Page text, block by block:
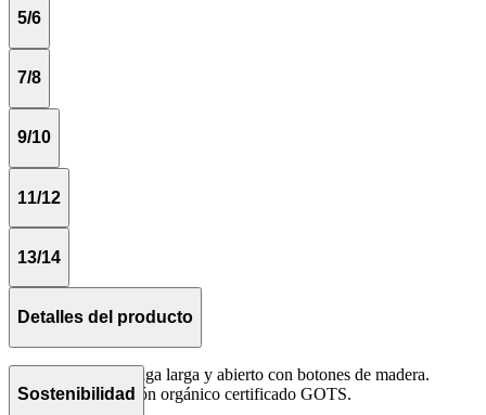
5/6
7/8
9/10
11/12
13/14
Detalles del producto
Corte oversize, manga larga y abierto con botones de madera.
Tejido 100% algodón orgánico certificado GOTS.
Sostenibilidad